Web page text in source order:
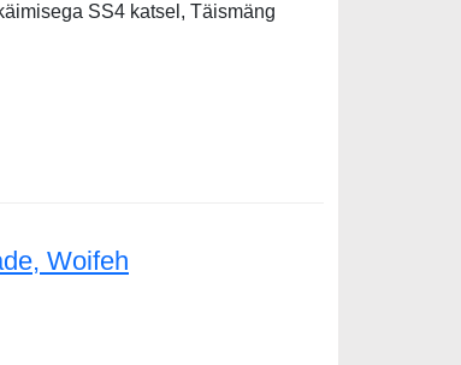
SS4 katsel, Täismäng
SS4 katsel
Woifeh